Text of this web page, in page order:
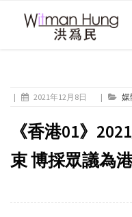
| 2021年12月8日 | 媒
《香港01》
束 博採眾議為